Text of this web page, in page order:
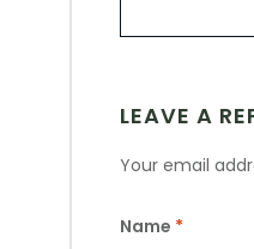
LEAVE A
Your email
Name *